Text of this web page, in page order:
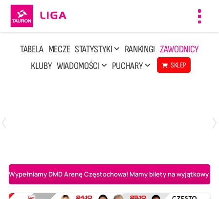
TABELA MECZE STATYSTYKI RANKINGI ZAWODNICY
KLUBY WIADOMOŚCI PUCHARY SKLEP
Wypełniamy DMD Arenę Częstochowa! Mamy bilety na wyjątkowy